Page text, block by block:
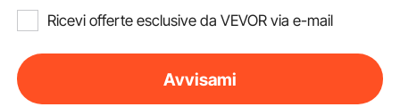
Ricevi offerte esclusive da VEVOR via e-mail
Avvisami